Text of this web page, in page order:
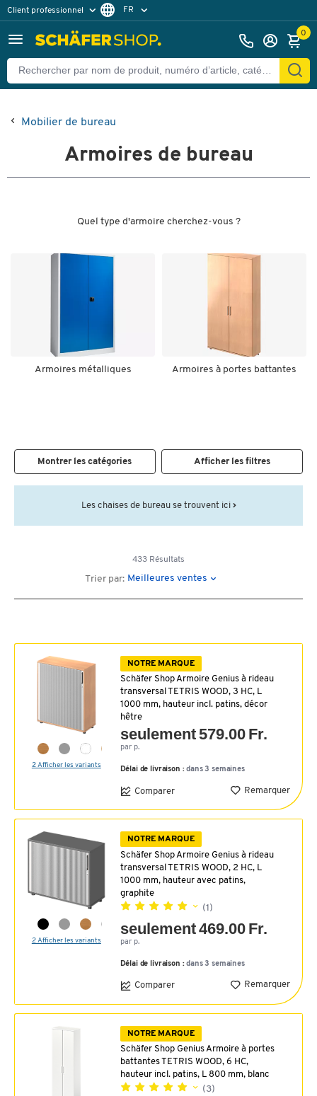
Client professionnel
Client particulier
FR
0
Mobilier de bureau
Armoires de bureau
Quel type d'armoire cherchez-vous ?
Armoires métalliques Armoires à portes battantes
Montrer les catégories Afficher les filtres
Les chaises de bureau se trouvent ici
433 Résultats
Trier par: Meilleures ventes
2 Afficher les variants
NOTRE MARQUE
Schäfer Shop Armoire Genius à rideau
transversal TETRIS WOOD, 3 HC, L
1000 mm, hauteur incl. patins, décor
hêtre
seulement 579.00 Fr.
par p.
Délai de livraison :dans 3 semaines
Comparer Remarquer
2 Afficher les variants
NOTRE MARQUE
Schäfer Shop Armoire Genius à rideau
transversal TETRIS WOOD, 2 HC, L
1000 mm, hauteur avec patins,
graphite
(1)
seulement 469.00 Fr.
par p.
Délai de livraison :dans 3 semaines
Comparer Remarquer
NOTRE MARQUE
Schäfer Shop Genius Armoire à portes
battantes TETRIS WOOD, 6 HC,
hauteur incl. patins, L 800 mm, blanc
(3)